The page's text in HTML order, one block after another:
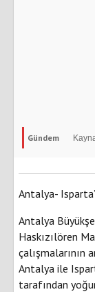
Gündem
Antalya-
Antalya
Haskızılören
çalışmalarının
Antalya ile
tarafından